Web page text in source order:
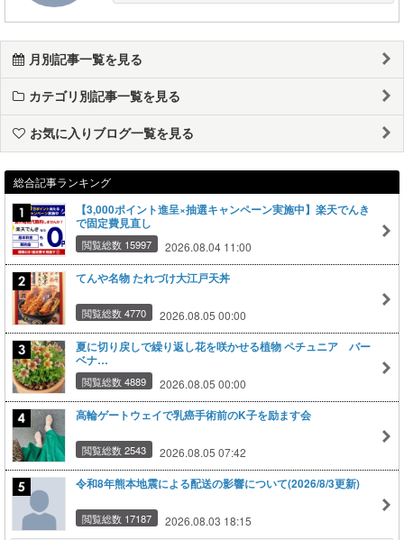
月別記事一覧を見る
カテゴリ別記事一覧を見る
お気に入りブログ一覧を見る
総合記事ランキング
【3,000ポイント進呈×抽選キャンペーン実施中】楽天でんき
で固定費見直し
閲覧総数 15997 2026.08.04 11:00
てんや名物 たれづけ大江戸天丼
閲覧総数 4770 2026.08.05 00:00
夏に切り戻しで繰り返し花を咲かせる植物 ペチュニア バー
ベナ…
閲覧総数 4889 2026.08.05 00:00
高輪ゲートウェイで乳癌手術前のK子を励ます会
閲覧総数 2543 2026.08.05 07:42
令和8年熊本地震による配送の影響について(2026/8/3更新)
閲覧総数 17187 2026.08.03 18:15